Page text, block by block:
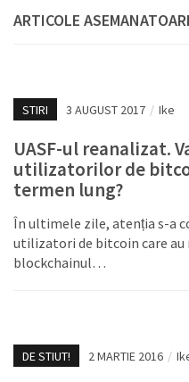
ARTICOLE
STIRI 3 AUGUST 2017 / Ike
UASF-ul reanalizat.
utilizatorilor de
termen lung?
În ultimele zile, atenția s-a
utilizatori de bitcoin care au
blockchainul…
DE STIUT! 2 MARTIE 2016 /